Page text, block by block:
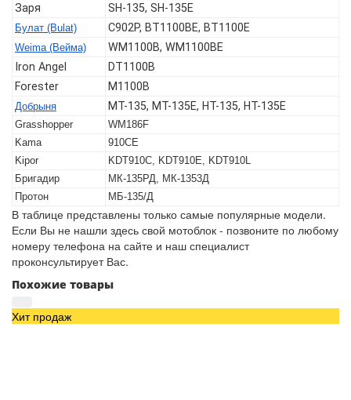
Заря
SH-135, SH-135E
Булат (Bulat) C902P, BT1100BЕ, BT1100E
Weima (Вейма)
WM1100B, WM1100BE
Iron Angel
DT1100B
Forester
M1100B
Добрыня МТ-135, МТ-135Е, НТ-135, НТ-135Е
Grasshopper
WM186F
Kama
910CE
Kipor
KDT910C, KDT910E, KDT910L
Бригадир
МК-135РД, МК-1353Д
Протон
МБ-135/Д
В таблице представлены только самые популярные модели.
Если Вы не нашли здесь свой мотоблок - позвоните по любому
номеру телефона на сайте и наш специалист
проконсультирует Вас.
Похожие товары
Хит продаж